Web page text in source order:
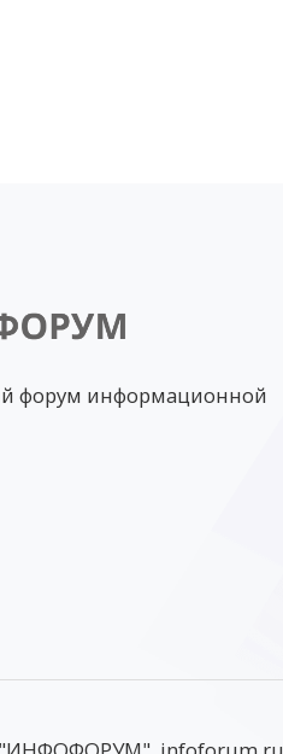
форум информационной